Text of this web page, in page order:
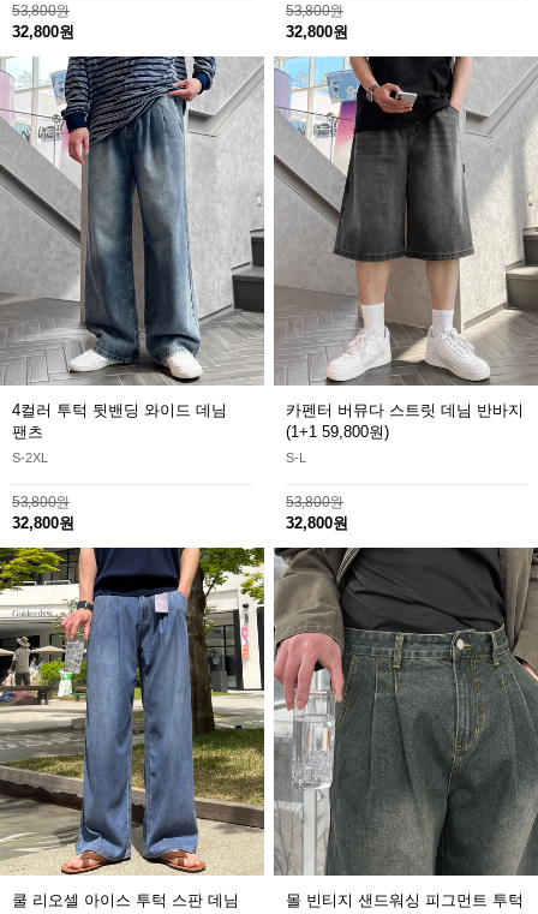
53,800원
32,800원
53,800원
32,800원
4컬러 투턱 뒷밴딩 와이드 데님
팬츠
S-2XL
53,800원
32,800원
카펜터 버뮤다 스트릿 데님 반바지
(1+1 59,800원)
S-L
53,800원
32,800원
쿨 리오셀 아이스 투턱 스판 데님
몰 빈티지 샌드워싱 피그먼트 투턱